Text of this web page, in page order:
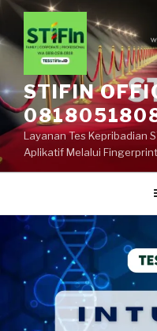
STIFIN
Layanan Tes Kepribadian
Aplikatif Melalui Fingerprint